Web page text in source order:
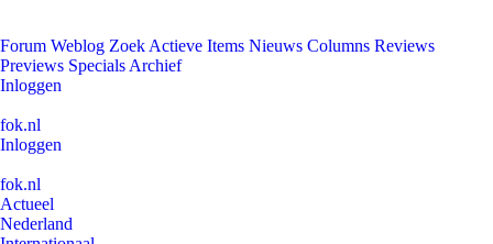
Forum Weblog Zoek Actieve Items Nieuws Columns Reviews
Previews Specials Archief
Inloggen
fok.nl
Inloggen
fok.nl
Actueel
Nederland